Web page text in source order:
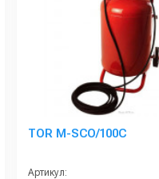
TOR М-SCO/100C
Артикул: